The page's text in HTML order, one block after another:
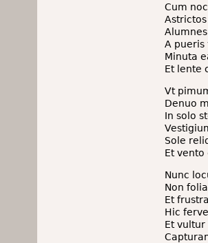
Cum
A pueris
Minuta
Et lente
Vt
Denuo
In solo
Sole
Et
Nunc
Non
Et
Hic
Et